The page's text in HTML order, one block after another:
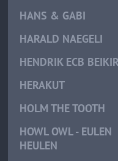
HANS & GABI
HARALD NAEGELI
HENDRIK ECB
HERAKUT
HOLM THE TOOTH
HOWL OWL - EULEN
HEULEN